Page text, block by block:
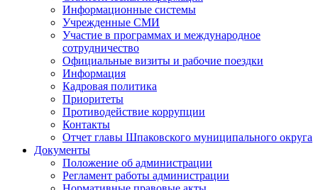
Информационные системы
Учрежденные СМИ
Участие в программах и международное
сотрудничество
Официальные визиты и рабочие поездки
Информация
Кадровая политика
Приоритеты
Противодействие коррупции
Контакты
Отчет главы Шпаковского муниципального округа
Документы
Положение об администрации
Регламент работы администрации